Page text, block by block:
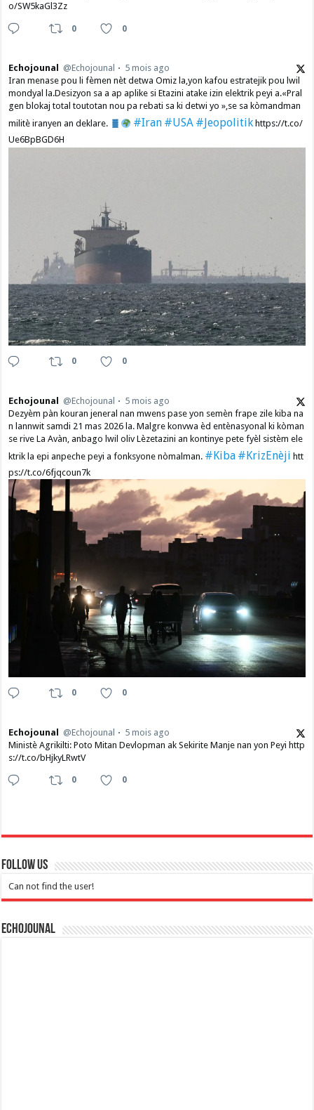
o/SW5kaGl3Zz
0 0
Echojounal @Echojounal
5 mois ago
Iran menase pou li fèmen nèt detwa Omiz la,yon kafou estratejik pou lwil
mondyal la.Desizyon sa a ap aplike si Etazini atake izin elektrik peyi a.​«Pral
gen blokaj total toutotan nou pa rebati sa ki detwi yo »,se sa kòmandman
militè iranyen an deklare.
#Iran #USA #Jeopolitikhttps://t.co/
Ue6BpBGD6H
0 0
Echojounal @Echojounal
5 mois ago
Dezyèm pàn kouran jeneral nan mwens pase yon semèn frape zile kiba na
n lannwit samdi 21 mas 2026 la. Malgre konvwa èd entènasyonal ki kòman
se rive La Avàn, anbago lwil oliv Lèzetazini an kontinye pete fyèl sistèm ele
ktrik la epi anpeche peyi a fonksyone nòmalman. #Kiba #KrizEnèji htt
ps://t.co/6fjqcoun7k
0 0
Echojounal @Echojounal
5 mois ago
Ministè Agrikilti: Poto Mitan Devlopman ak Sekirite Manje nan yon Peyi http
s://t.co/bHjkyLRwtV
0 0
Follow Us
Can not find the user!
Echojounal